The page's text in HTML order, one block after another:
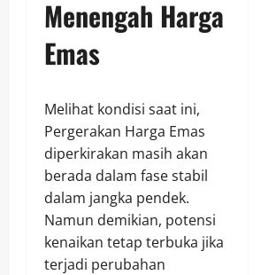
Menengah Harga
Emas
Melihat kondisi saat ini,
Pergerakan Harga Emas
diperkirakan masih akan
berada dalam fase stabil
dalam jangka pendek.
Namun demikian, potensi
kenaikan tetap terbuka jika
terjadi perubahan